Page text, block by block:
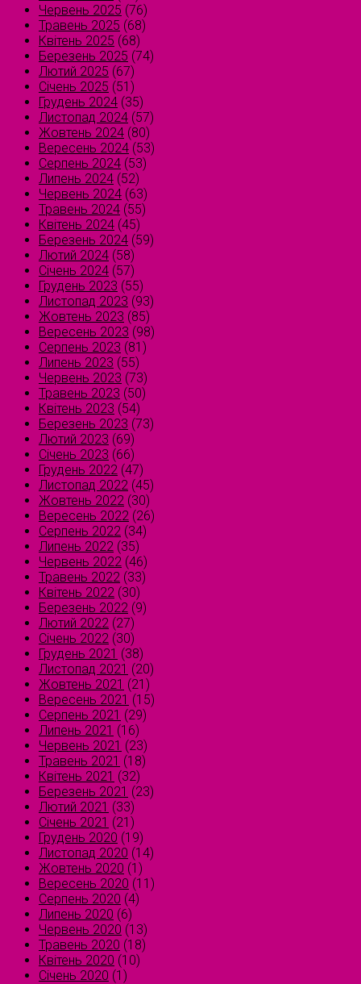
Червень 2025 (76)
Травень 2025 (68)
Квітень 2025 (68)
Березень 2025 (74)
Лютий 2025 (67)
Січень 2025 (51)
Грудень 2024 (35)
Листопад 2024 (57)
Жовтень 2024 (80)
Вересень 2024 (53)
Серпень 2024 (53)
Липень 2024 (52)
Червень 2024 (63)
Травень 2024 (55)
Квітень 2024 (45)
Березень 2024 (59)
Лютий 2024 (58)
Січень 2024 (57)
Грудень 2023 (55)
Листопад 2023 (93)
Жовтень 2023 (85)
Вересень 2023 (98)
Серпень 2023 (81)
Липень 2023 (55)
Червень 2023 (73)
Травень 2023 (50)
Квітень 2023 (54)
Березень 2023 (73)
Лютий 2023 (69)
Січень 2023 (66)
Грудень 2022 (47)
Листопад 2022 (45)
Жовтень 2022 (30)
Вересень 2022 (26)
Серпень 2022 (34)
Липень 2022 (35)
Червень 2022 (46)
Травень 2022 (33)
Квітень 2022 (30)
Березень 2022 (9)
Лютий 2022 (27)
Січень 2022 (30)
Грудень 2021 (38)
Листопад 2021 (20)
Жовтень 2021 (21)
Вересень 2021 (15)
Серпень 2021 (29)
Липень 2021 (16)
Червень 2021 (23)
Травень 2021 (18)
Квітень 2021 (32)
Березень 2021 (23)
Лютий 2021 (33)
Січень 2021 (21)
Грудень 2020 (19)
Листопад 2020 (14)
Жовтень 2020 (1)
Вересень 2020 (11)
Серпень 2020 (4)
Липень 2020 (6)
Червень 2020 (13)
Травень 2020 (18)
Квітень 2020 (10)
Січень 2020 (1)